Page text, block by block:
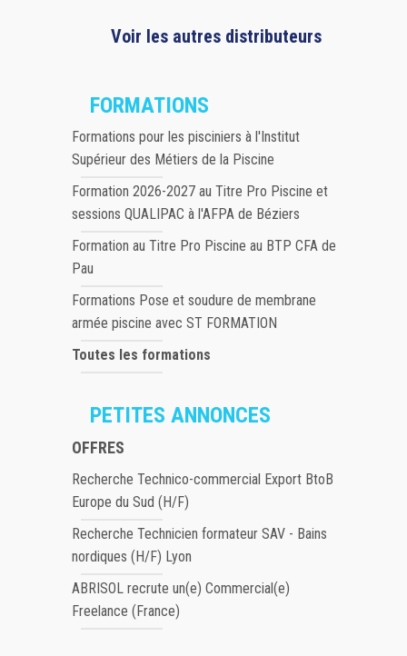
Voir les autres distributeurs
FORMATIONS
Formations pour les pisciniers à l'Institut
Supérieur des Métiers de la Piscine
Formation 2026-2027 au Titre Pro Piscine et
sessions QUALIPAC à l'AFPA de Béziers
Formation au Titre Pro Piscine au BTP CFA de
Pau
Formations Pose et soudure de membrane
armée piscine avec ST FORMATION
Toutes les formations
PETITES ANNONCES
OFFRES
Recherche Technico-commercial Export BtoB
Europe du Sud (H/F)
Recherche Technicien formateur SAV - Bains
nordiques (H/F) Lyon
ABRISOL recrute un(e) Commercial(e)
Freelance (France)